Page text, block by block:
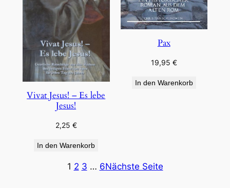
Vivat Jesus! – Es lebe
Jesus!
2,25 €
In den Warenkorb
Pax
19,95 €
In den Warenkorb
1 2 3 … 6Nächste Seite